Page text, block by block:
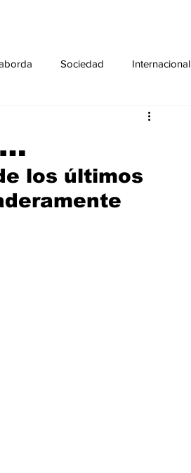
Sociedad Internacional
los últimos